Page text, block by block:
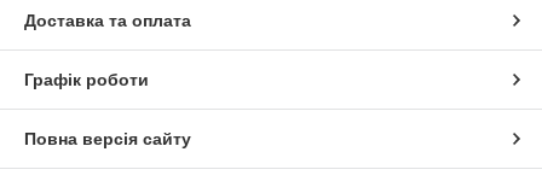
Доставка та оплата
Графік роботи
Повна версія сайту